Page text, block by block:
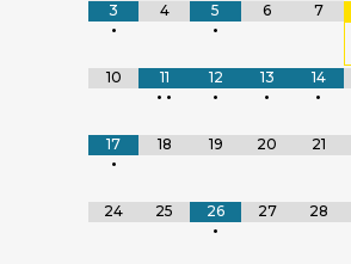
3
•
4
5
•
6 7
10
11
• •
12
•
13
•
14
•
17
•
18 19 20 21
24 25
26
•
27 28